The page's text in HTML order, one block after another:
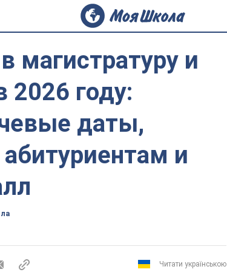
магистратуру и
2026 году:
даты,
и
Читати українською